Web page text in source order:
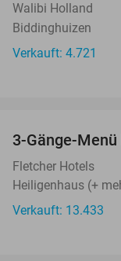
Walibi Holland
Biddinghuizen
Verkauft: 4.721
3-Gänge-
Fletcher Hotels
Heiligenhaus (+
Verkauft: 13.433